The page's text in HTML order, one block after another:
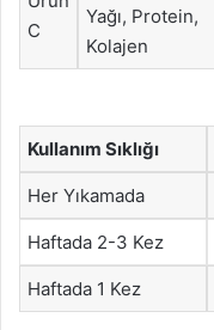
C
Yağı, Protein,
Kolajen
Kullanım Sıklığı
Her Yıkamada
Haftada 2-3 Kez
Haftada 1 Kez